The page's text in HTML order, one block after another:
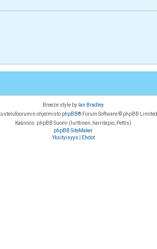
Breeze style by Ian Bradley
ohjelmisto phpBB® Forum Software © phpBB Limited
Käännös: phpBB Suomi (lurttinen, harritapio, Pettis)
phpBB SiteMaker
Yksityisyys
Ehdot